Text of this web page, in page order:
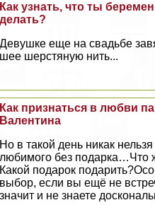
Как узнать, что ты
делать?
Дeвyшке еще на свадьбе
шее шерстяную нить...
Как признаться в любви
Валентина
Но в такой день никак нельзя
любимого без подарка…Что
Какой подарок
выбор, если вы ещё не
значит и не знаете